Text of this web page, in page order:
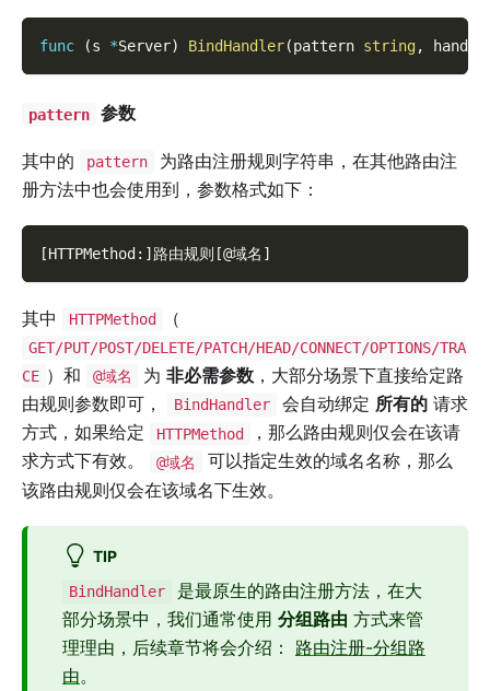
func (s *Server) BindHandler(pattern string,
pattern 参数
其中的 pattern
为路由注册规则字符串，在其他路由注
册方法中也会使用到，参数格式如下：
[HTTPMethod:]路由规则[@域名]
其中 HTTPMethod （
GET/PUT/POST/DELETE/PATCH/HEAD/CONNECT/OPTIONS/TRA
CE ）和 @域名 为非必需参数 ，大部分场景下直接给定路
由规则参数即可，
BindHandler 会自动绑定 所有的请求
方式，如果给定
HTTPMethod
，那么路由规则仅会在该请
求方式下有效。
@域名
可以指定生效的域名名称，那么
该路由规则仅会在该域名下生效。
TIP
BindHandler
是最原生的路由注册方法，在大
部分场景中，我们通常使用 分组路由 方式来管
理理由，后续章节将会介绍： 路由注册-分组路
由。